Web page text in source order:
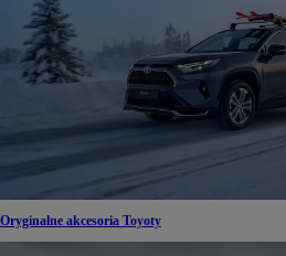
Oryginalne akcesoria Toyoty